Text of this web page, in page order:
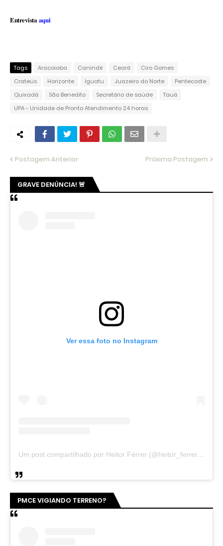
Entrevistaaqui
Tags Aracoiaba Canindé Ceará
Ciro Gomes
Crateús
Horizonte Iguatu Juazeiro do Norte
Pentecoste
Quixadá
São Benedito Secretário de saúde
Tauá
UPA - Unidade de Pronto Atendimento 24 horas
Postagem Anterior Próxima Postagem
GRAVE DENÚNCIA! 🚨
Ver essa foto no Instagram
Um post compartilhado por Heitor Férrer (@heitor_ferrer77)
PMCE VIGIANDO TERRENO?